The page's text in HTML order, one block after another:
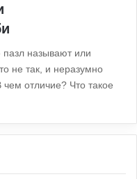
называют или
не так, и неразумно
отличие? Что такое